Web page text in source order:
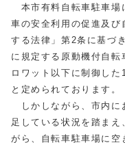
本市有料自転車駐車場
車の安全利用の促進及び
する法律」第2条に基づ
に規定する原動機付自
ロワット以下に制御し
と定められております。
しかしながら、市内に
足している状況を踏ま
がら、自転車駐車場に空